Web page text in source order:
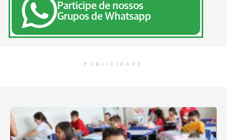
Participe de nossos
Grupos de Whatsapp
PUBLICIDADE